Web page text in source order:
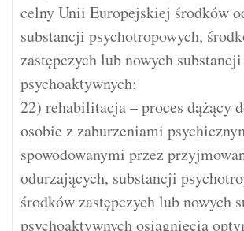
celny Unii Europejskiej środków
substancji psychotropowych,
zastępczych lub nowych substancji
psychoaktywnych;
22) rehabilitacja – proces dążący
osobie z zaburzeniami
spowodowanymi przez
odurzających, substancji
środków zastępczych lub nowych
psychoaktywnych osiągnięcia